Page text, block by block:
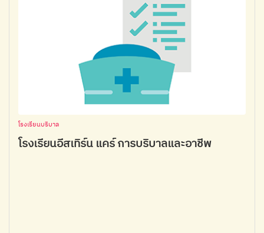
โรงเรียนบริบาล
โรงเรียนอีสเทิร์น แคร์ การบริบาลและอาชีพ